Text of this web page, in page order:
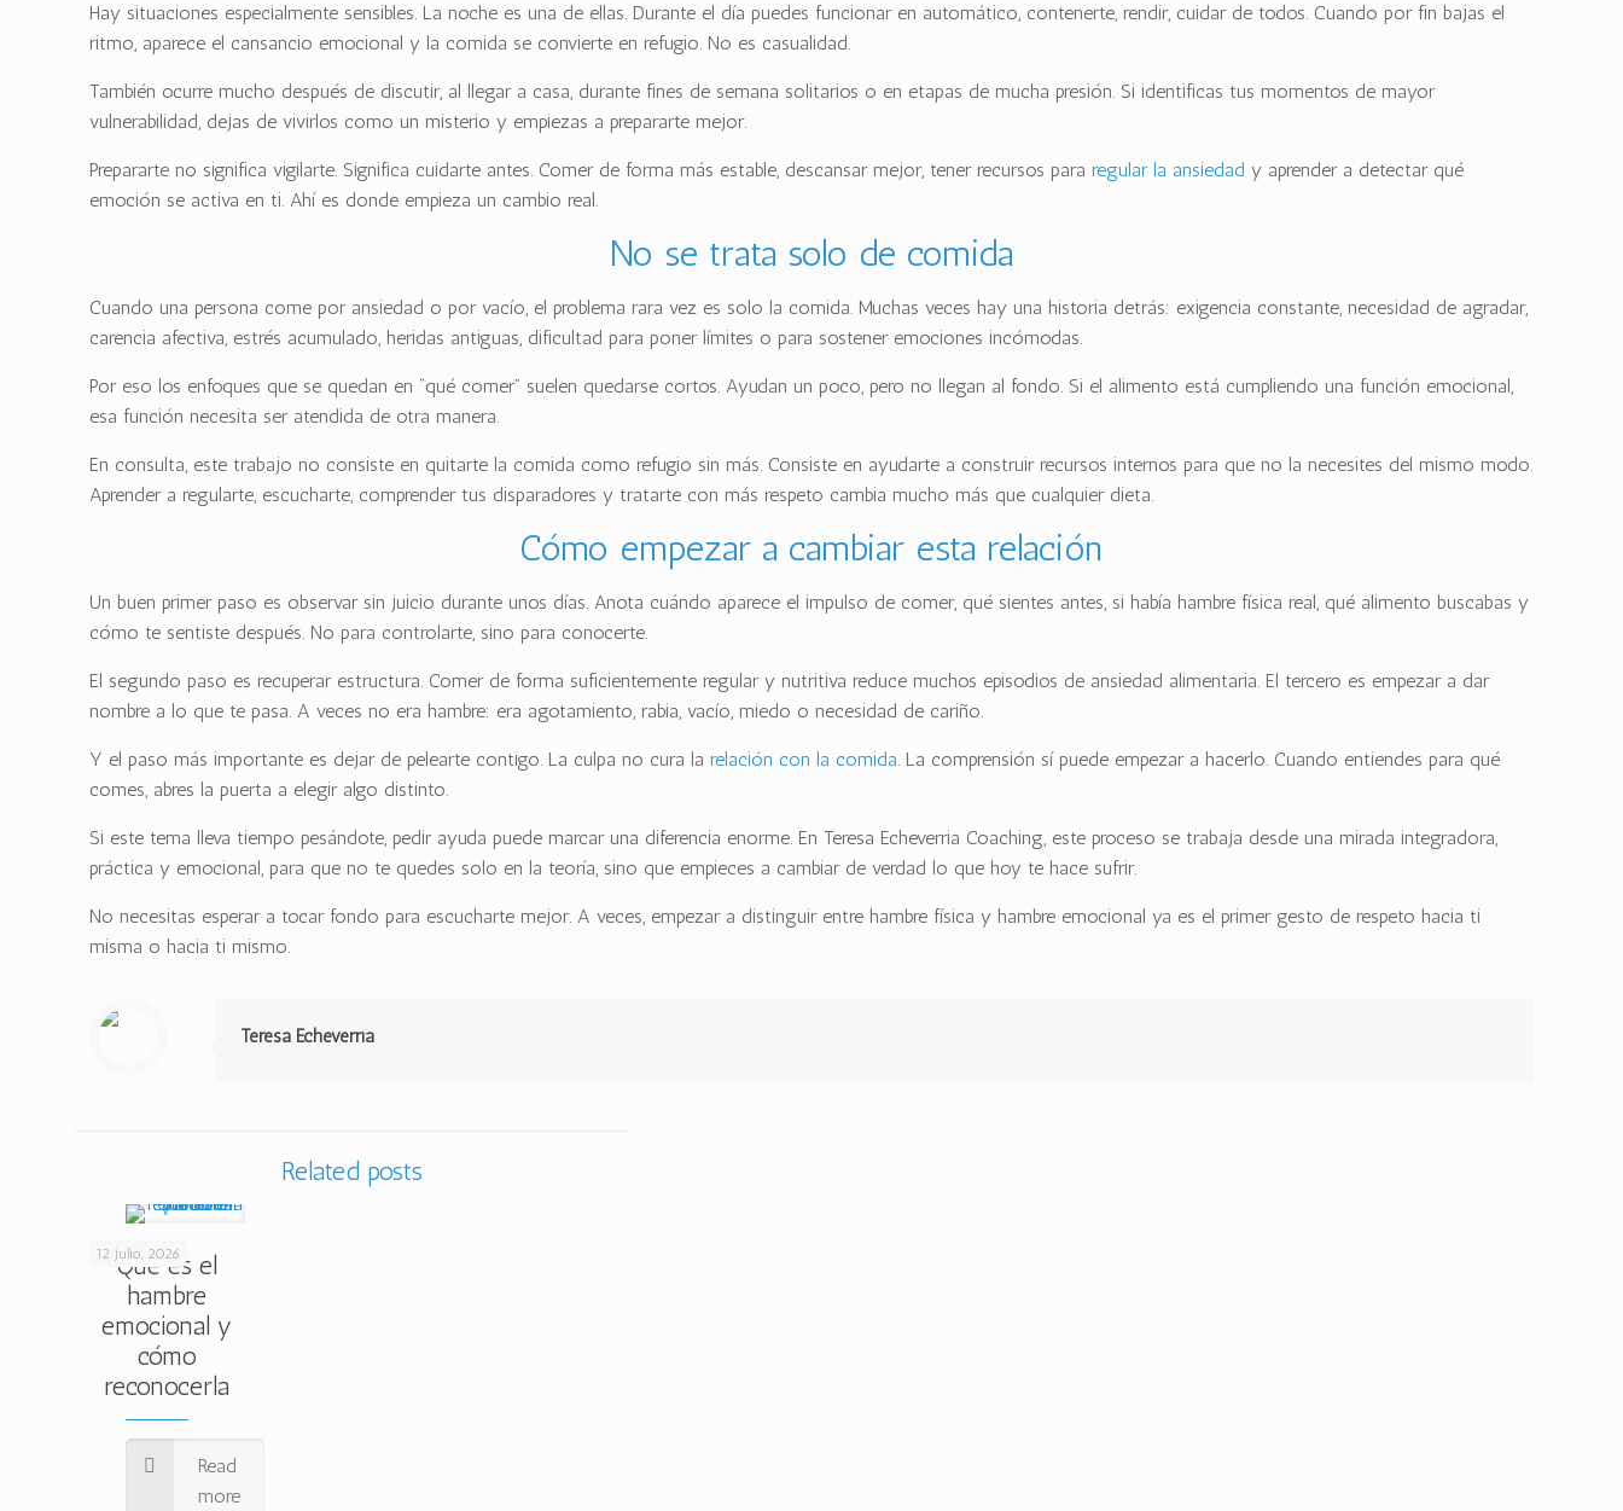
Hay situaciones especialmente sensibles. La noche es una de ellas. Durante el día puedes funcionar en automático, contenerte, rendir, cuidar de todos. Cuando por fin bajas el
ritmo, aparece el cansancio emocional y la comida se convierte en refugio. No es casualidad.
También ocurre mucho después de discutir, al llegar a casa, durante fines de semana solitarios o en etapas de mucha presión. Si identificas tus momentos de mayor
vulnerabilidad, dejas de vivirlos como un misterio y empiezas a prepararte mejor.
Prepararte no significa vigilarte. Significa cuidarte antes. Comer de forma más estable, descansar mejor, tener recursos pararegular la ansiedad y aprender a detectar qué
emoción se activa en ti. Ahí es donde empieza un cambio real.
No se trata solo de comida
Cuando una persona come por ansiedad o por vacío, el problema rara vez es solo la comida. Muchas veces hay una historia detrás: exigencia constante, necesidad de agradar,
carencia afectiva, estrés acumulado, heridas antiguas, dificultad para poner límites o para sostener emociones incómodas.
Por eso los enfoques que se quedan en “qué comer” suelen quedarse cortos. Ayudan un poco, pero no llegan al fondo. Si el alimento está cumpliendo una función emocional,
esa función necesita ser atendida de otra manera.
En consulta, este trabajo no consiste en quitarte la comida como refugio sin más. Consiste en ayudarte a construir recursos internos para que no la necesites del mismo modo.
Aprender a regularte, escucharte, comprender tus disparadores y tratarte con más respeto cambia mucho más que cualquier dieta.
Cómo empezar a cambiar esta relación
Un buen primer paso es observar sin juicio durante unos días. Anota cuándo aparece el impulso de comer, qué sientes antes, si había hambre física real, qué alimento buscabas y
cómo te sentiste después. No para controlarte, sino para conocerte.
El segundo paso es recuperar estructura. Comer de forma suficientemente regular y nutritiva reduce muchos episodios de ansiedad alimentaria. El tercero es empezar a dar
nombre a lo que te pasa. A veces no era hambre: era agotamiento, rabia, vacío, miedo o necesidad de cariño.
Y el paso más importante es dejar de pelearte contigo. La culpa no cura larelación con la comida. La comprensión sí puede empezar a hacerlo. Cuando entiendes para qué
comes, abres la puerta a elegir algo distinto.
Si este tema lleva tiempo pesándote, pedir ayuda puede marcar una diferencia enorme. En Teresa Echeverria Coaching, este proceso se trabaja desde una mirada integradora,
práctica y emocional, para que no te quedes solo en la teoría, sino que empieces a cambiar de verdad lo que hoy te hace sufrir.
No necesitas esperar a tocar fondo para escucharte mejor. A veces, empezar a distinguir entre hambre física y hambre emocional ya es el primer gesto de respeto hacia ti
misma o hacia ti mismo.
Teresa Echeverría
Related posts
12 julio, 2026
Qué es el
hambre
emocional y
cómo
reconocerla
Read
more